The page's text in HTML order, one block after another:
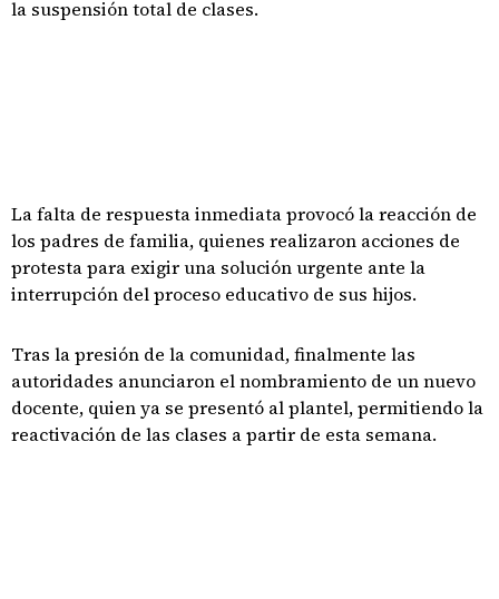
la suspensión total de clases.
La falta de respuesta inmediata provocó la reacción de
los padres de familia, quienes realizaron acciones de
protesta para exigir una solución urgente ante la
interrupción del proceso educativo de sus hijos.
Tras la presión de la comunidad, finalmente las
autoridades anunciaron el nombramiento de un nuevo
docente, quien ya se presentó al plantel, permitiendo la
reactivación de las clases a partir de esta semana.